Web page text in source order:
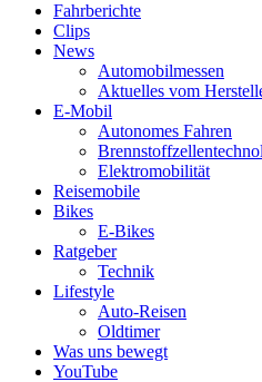
Fahrberichte
Clips
News
Automobilmessen
Aktuelles vom
E-Mobil
Autonomes Fahren
Elektromobilität
Reisemobile
Bikes
E-Bikes
Ratgeber
Technik
Lifestyle
Auto-Reisen
Oldtimer
Was uns bewegt
YouTube